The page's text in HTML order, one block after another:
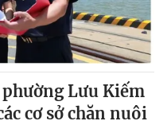
Lưu Kiếm
cơ sở chăn nuôi